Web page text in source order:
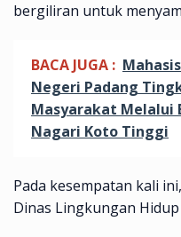
bergiliran untuk
BACA JUGA :
Negeri Padang
Masyarakat Melalui
Nagari Koto Tinggi
Pada kesempatan kali
Dinas Lingkungan